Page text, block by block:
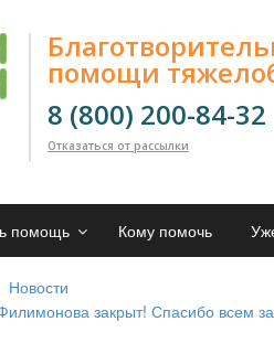
помощи
8 (800) 200-84-32
Отказаться от рассылки
помощь Кому помочь
Новости
закрыт! Спасибо всем